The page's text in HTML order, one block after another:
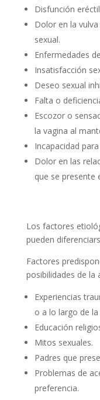
Disfunción
Dolor en la
sexual.
Enfermedades
Insatisfacción
Deseo sexual
Falta o
Escozor o
la vagina al
Incapacidad
Dolor en las
que se presente
Los factores
pueden
Factores
posibilidades de la
Experiencias
o a lo largo de la
Educación
Mitos sexuales.
Padres que
Problemas de
preferencia.